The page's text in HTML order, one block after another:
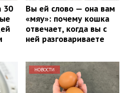
30
Вы ей слово — она вам
«мяу»: почему кошка
отвечает, когда вы с
ней разговариваете
НОВОСТИ